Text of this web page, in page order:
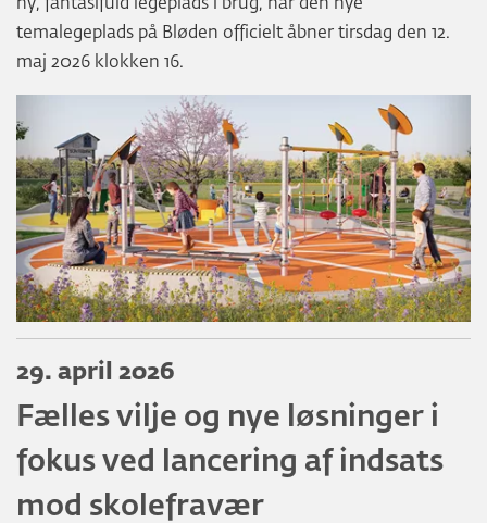
ny, fantasifuld legeplads i brug, når den nye
temalegeplads på Bløden officielt åbner tirsdag den 12.
maj 2026 klokken 16.
29. april 2026
Fælles vilje og nye løsninger i
fokus ved lancering af indsats
mod skolefravær